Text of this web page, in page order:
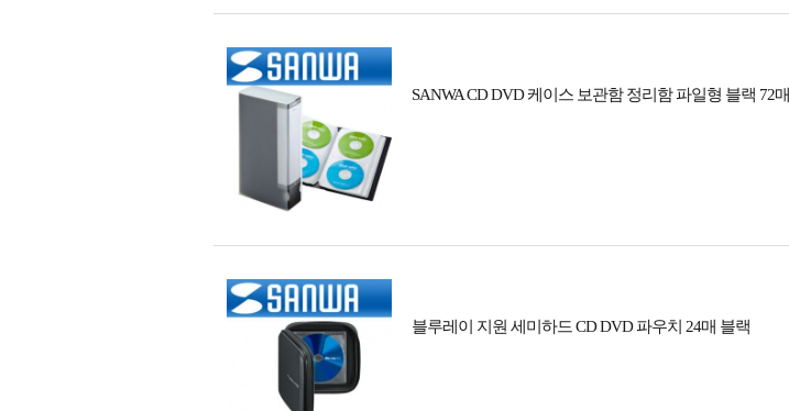
SANWA CD DVD 케이스 보관함 정리함 파일형 블랙 72매
블루레이 지원 세미하드 CD DVD 파우치 24매 블랙